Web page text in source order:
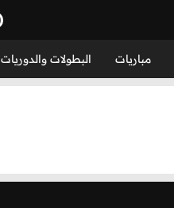
مباريات البطولات والدوريات